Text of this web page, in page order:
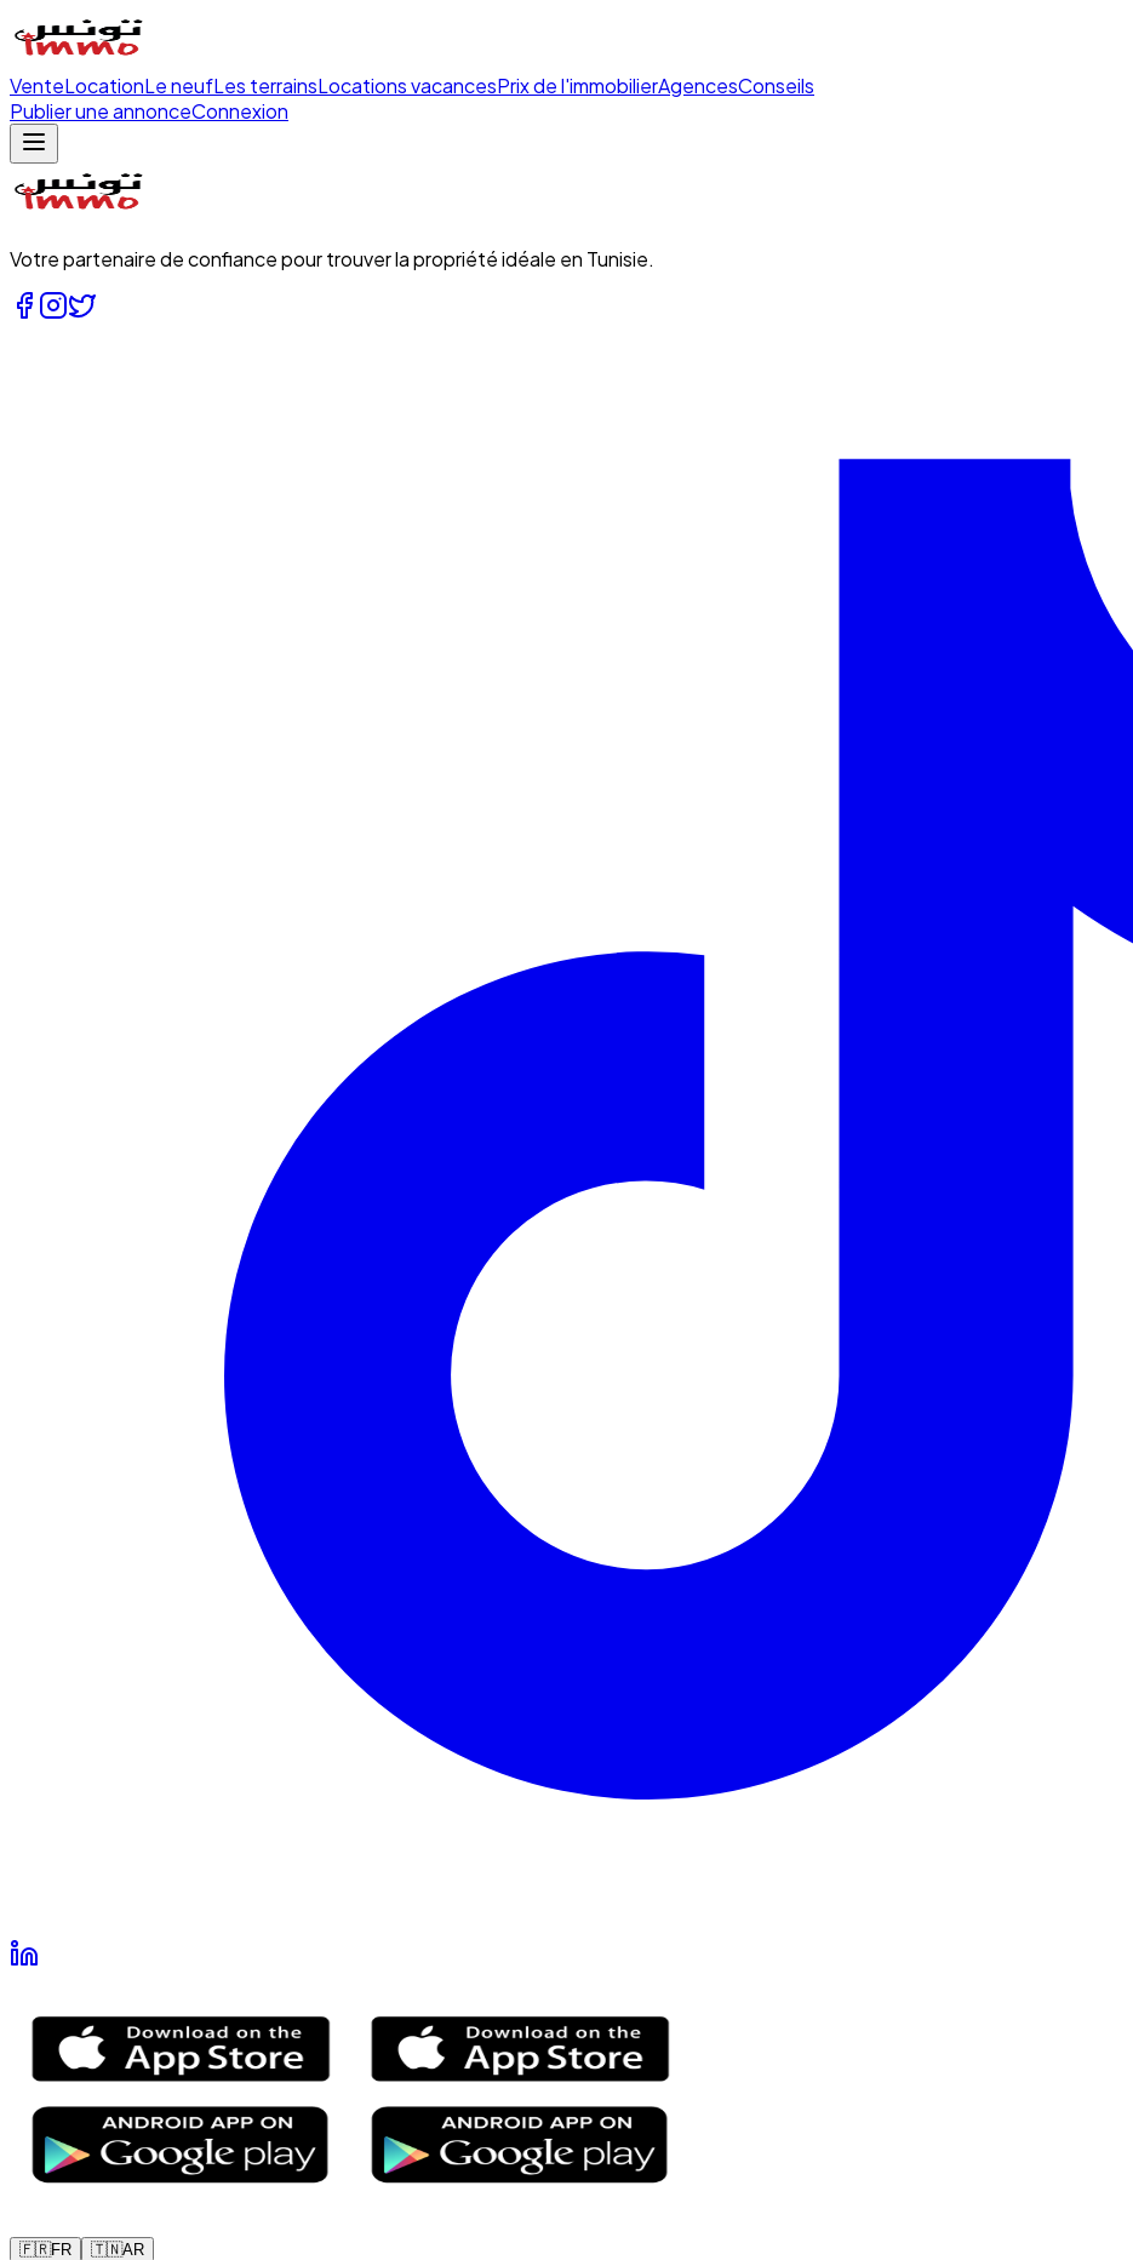
VenteLocationLe neufLes terrainsLocations vacancesPrix de l'immobilierAgencesConseils
Publier une annonceConnexion
Votre partenaire de confiance pour trouver la propriété idéale en Tunisie.
🇫🇷FR 🇹🇳AR